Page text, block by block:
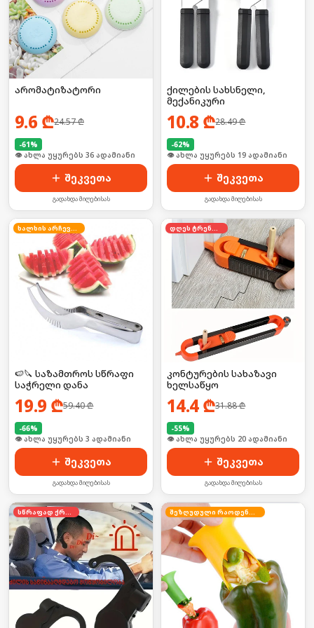
არომატიზატორი
9.6 ₾24.57₾
-61%
🛒 ბოლო 24სთ-ში იყიდა 48-მა
შეკვეთა
გადახდა მიღებისას
ქილების სახსნელი,
მექანიკური
10.8 ₾28.49₾
-62%
🛒 ბოლო 24სთ-ში იყიდა 31-მა
შეკვეთა
გადახდა მიღებისას
ხალხის არჩევანი
🍉🔪 საზამთროს სწრაფი
საჭრელი დანა
19.9 ₾59.40₾
-66%
🛒 ბოლო 24სთ-ში იყიდა 5-მა
შეკვეთა
გადახდა მიღებისას
დღეს ტრენდში
კონტურების სახაზავი
ხელსაწყო
14.4₾31.88₾
-55%
🛒 ბოლო 24სთ-ში იყიდა 32-მა
შეკვეთა
გადახდა მიღებისას
სწრაფად ქრება შეზღუდული რაოდენობა